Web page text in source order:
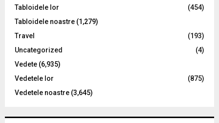
Tabloidele lor
(454)
Tabloidele noastre (1,279)
Travel
(193)
Uncategorized
(4)
Vedete (6,935)
Vedetele lor
(875)
Vedetele noastre (3,645)